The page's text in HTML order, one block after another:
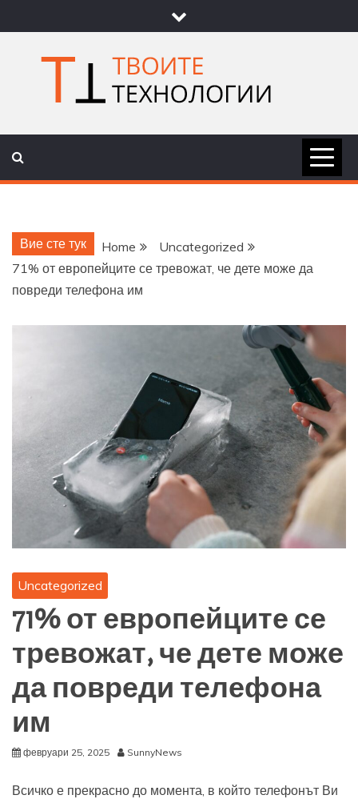
to
content
ТВОИТЕ
Вие сте тук Home
Uncategorized
71% от европейците се тревожат, че дете може да
повреди телефона им
Uncategorized
71% от европейците се
тревожат, че дете може
да повреди телефона
им
февруари 25, 2025 SunnyNews
Всичко е прекрасно до момента, в който телефонът Ви